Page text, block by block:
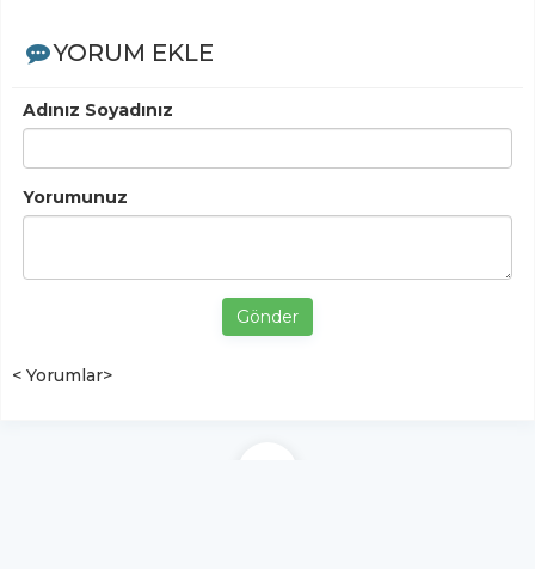
YORUM EKLE
Adınız Soyadınız
Yorumunuz
Gönder
< Yorumlar>